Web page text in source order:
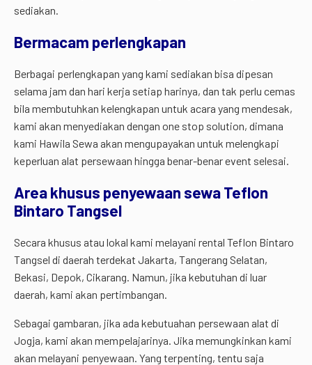
sediakan.
Bermacam perlengkapan
Berbagai perlengkapan yang kami sediakan bisa dipesan
selama jam dan hari kerja setiap harinya, dan tak perlu cemas
bila membutuhkan kelengkapan untuk acara yang mendesak,
kami akan menyediakan dengan one stop solution, dimana
kami Hawila Sewa akan mengupayakan untuk melengkapi
keperluan alat persewaan hingga benar-benar event selesai.
Area khusus penyewaan sewa Teflon
Bintaro Tangsel
Secara khusus atau lokal kami melayani rental Teflon Bintaro
Tangsel di daerah terdekat Jakarta, Tangerang Selatan,
Bekasi, Depok, Cikarang. Namun, jika kebutuhan di luar
daerah, kami akan pertimbangan.
Sebagai gambaran, jika ada kebutuahan persewaan alat di
Jogja, kami akan mempelajarinya. Jika memungkinkan kami
akan melayani penyewaan. Yang terpenting, tentu saja